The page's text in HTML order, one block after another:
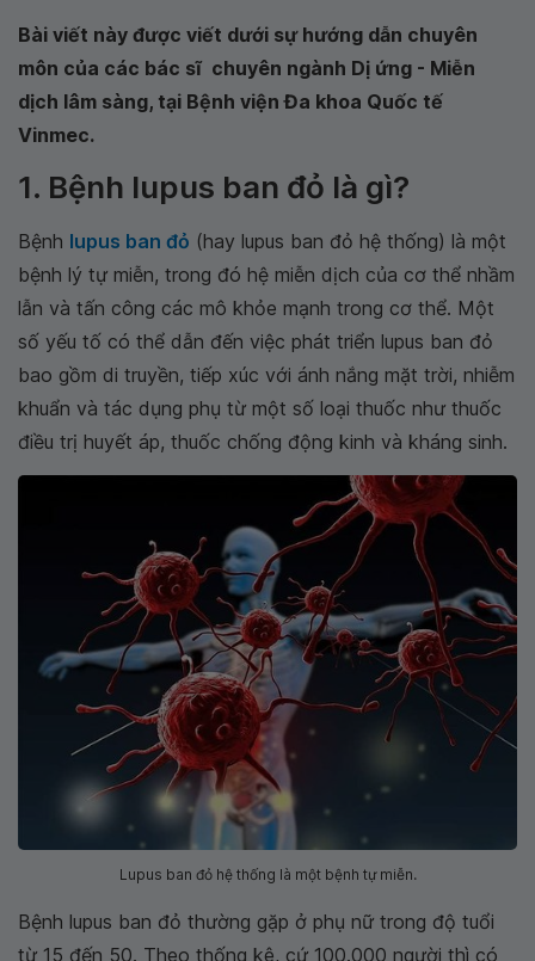
Bài viết này được viết dưới sự hướng dẫn chuyên
môn của các bác sĩ chuyên ngành Dị ứng - Miễn
dịch lâm sàng, tại Bệnh viện Đa khoa Quốc tế
Vinmec.
1. Bệnh lupus ban đỏ là gì?
Bệnh lupus ban đỏ (hay lupus ban đỏ hệ thống) là một
bệnh lý tự miễn, trong đó hệ miễn dịch của cơ thể nhầm
lẫn và tấn công các mô khỏe mạnh trong cơ thể. Một
số yếu tố có thể dẫn đến việc phát triển lupus ban đỏ
bao gồm di truyền, tiếp xúc với ánh nắng mặt trời, nhiễm
khuẩn và tác dụng phụ từ một số loại thuốc như thuốc
điều trị huyết áp, thuốc chống động kinh và kháng sinh.
Lupus ban đỏ hệ thống là một bệnh tự miễn.
Bệnh lupus ban đỏ thường gặp ở phụ nữ trong độ tuổi
từ 15 đến 50. Theo thống kê, cứ 100.000 người thì có